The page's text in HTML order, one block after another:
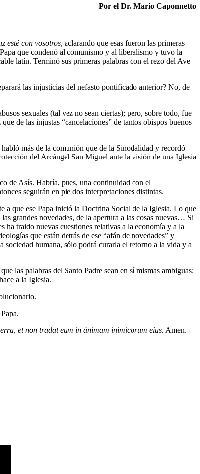
Por el Dr. Mario Caponnetto
esté con vosotros, aclarando que esas fueron las primeras
que condenó al comunismo y al liberalismo y tuvo la
latín. Terminó sus primeras palabras con el rezo del Ave
las injusticias del nefasto pontificado anterior? No, de
sexuales (tal vez no sean ciertas); pero, sobre todo, fue
de las injustas “cancelaciones” de tantos obispos buenos
más de la comunión que de la Sinodalidad y recordó
del Arcángel San Miguel ante la visión de una Iglesia
de Asís. Habría, pues, una continuidad con el
seguirán en pie dos interpretaciones distintas.
a que ese Papa inició la Doctrina Social de la Iglesia. Lo que
grandes novedades, de la apertura a las cosas nuevas… Si
ha traido nuevas cuestiones relativas a la economía y a la
que están detrás de ese “afán de novedades” y
humana, sólo podrá curarla el retorno a la vida y a
las palabras del Santo Padre sean en sí mismas ambiguas:
a la Iglesia.
et non tradat eum in ánimam inimicorum eius. Amen.